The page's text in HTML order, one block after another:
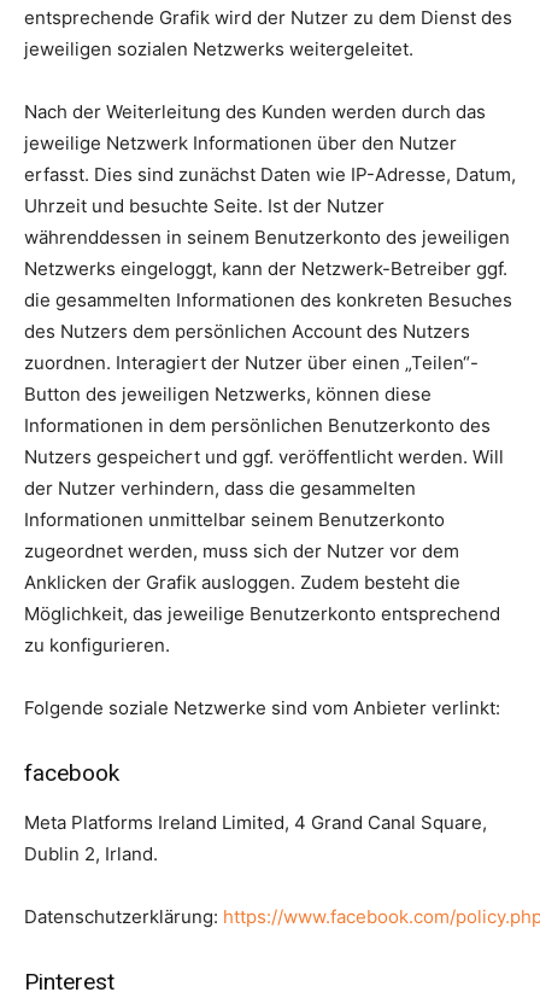
entsprechende Grafik wird der Nutzer zu dem Dienst des
jeweiligen sozialen Netzwerks weitergeleitet.
Nach der Weiterleitung des Kunden werden durch das
jeweilige Netzwerk Informationen über den Nutzer
erfasst. Dies sind zunächst Daten wie IP-Adresse, Datum,
Uhrzeit und besuchte Seite. Ist der Nutzer
währenddessen in seinem Benutzerkonto des jeweiligen
Netzwerks eingeloggt, kann der Netzwerk-Betreiber ggf.
die gesammelten Informationen des konkreten Besuches
des Nutzers dem persönlichen Account des Nutzers
zuordnen. Interagiert der Nutzer über einen „Teilen“-
Button des jeweiligen Netzwerks, können diese
Informationen in dem persönlichen Benutzerkonto des
Nutzers gespeichert und ggf. veröffentlicht werden. Will
der Nutzer verhindern, dass die gesammelten
Informationen unmittelbar seinem Benutzerkonto
zugeordnet werden, muss sich der Nutzer vor dem
Anklicken der Grafik ausloggen. Zudem besteht die
Möglichkeit, das jeweilige Benutzerkonto entsprechend
zu konfigurieren.
Folgende soziale Netzwerke sind vom Anbieter verlinkt:
facebook
Meta Platforms Ireland Limited, 4 Grand Canal Square,
Dublin 2, Irland.
Datenschutzerklärung: https://www.facebook.com/
Pinterest